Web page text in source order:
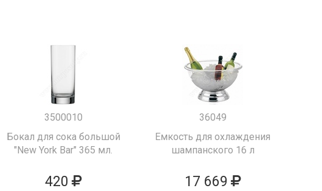
3500010
Бокал для сока большой
"New York Bar" 365 мл.
420
36049
Емкость для охлаждения
шампанского 16 л
17 669